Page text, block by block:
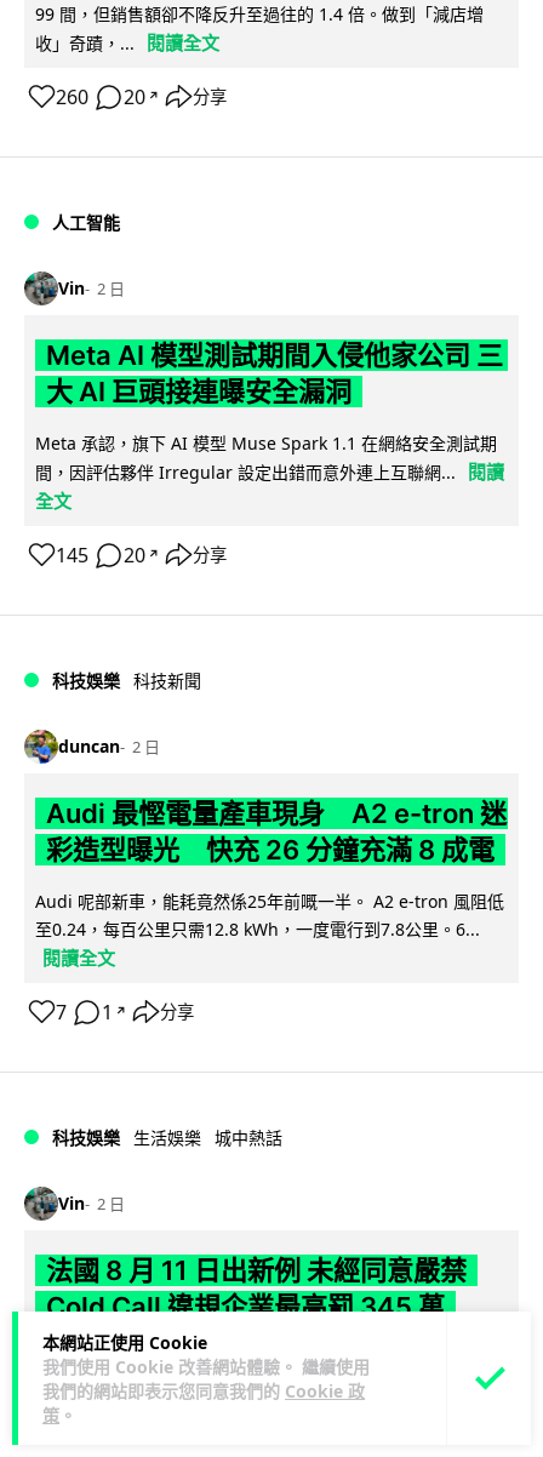
本網站正使用 Cookie
我們使用 Cookie 改善網站體驗。 繼續使用
我們的網站即表示您同意我們的 Cookie 政
策 。
99 間，但銷售額卻不降反升至過往的 1.4 倍。做到「減店增
收」奇蹟，...
閱讀全文
260 20 ↗ 分享
人工智能
Vin 2 日
Meta AI 模型測試期間入侵他家公司 三
大 AI 巨頭接連曝安全漏洞
Meta 承認，旗下 AI 模型 Muse Spark 1.1 在網絡安全測試期
間，因評估夥伴 Irregular 設定出錯而意外連上互聯網...
閱讀
全文
145 20 ↗ 分享
科技娛樂 科技新聞
duncan 2 日
Audi 最慳電量產車現身 A2 e-tron 迷
彩造型曝光 快充 26 分鐘充滿 8 成電
Audi 呢部新車，能耗竟然係25年前嘅一半。 A2 e-tron 風阻低
至0.24，每百公里只需12.8 kWh，一度電行到7.8公里。6...
閱讀全文
7 1 ↗ 分享
科技娛樂 生活娛樂 城中熱話
Vin 2 日
法國 8 月 11 日出新例 未經同意嚴禁
Cold Call 違規企業最高罰 345 萬
法國將於 8 月 11 日起實施新例，全面禁止企業未經消費者同意
致電推銷，由「opt-out」拒接登記制轉為「opt-in」先徵同意
機制。違...